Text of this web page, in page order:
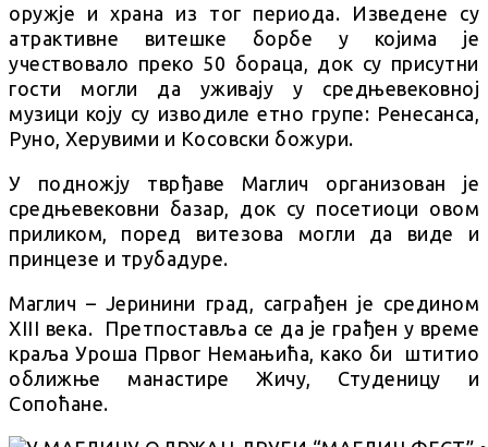
оружје и храна из тог периода. Изведене су
атрактивне витешке борбе у којима је
учествовало преко 50 бораца, док су присутни
гости могли да уживају у средњевековној
музици коју су изводиле етно групе: Ренесанса,
Руно, Херувими и Косовски божури.
У подножју тврђаве Маглич организован је
средњевековни базар, док су посетиоци овом
приликом, поред витезова могли да виде и
принцезе и трубадуре.
Маглич – Јеринини град, саграђен је средином
XIII века. Претпоставља се да је грађен у време
краља Уроша Првог Немањића, како би штитио
оближње манастире Жичу, Студеницу и
Сопоћане.